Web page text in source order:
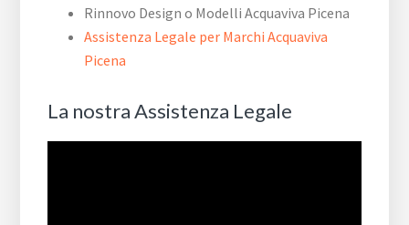
Rinnovo Design o Modelli Acquaviva Picena
Assistenza Legale per Marchi Acquaviva
Picena
La nostra Assistenza Legale